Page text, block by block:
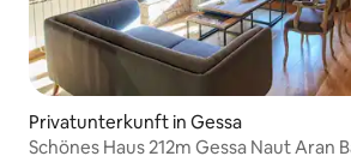
Privatunterkunft in Gessa
Schönes Haus 212m Gessa Naut Aran